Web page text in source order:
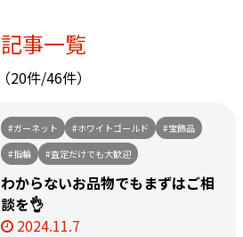
記事一覧
（20件/46件）
#ガーネット #ホワイトゴールド
#宝飾品
#指輪
#査定だけでも大歓迎
わからないお品物でもまずはご相
談を👌
2024.11.7